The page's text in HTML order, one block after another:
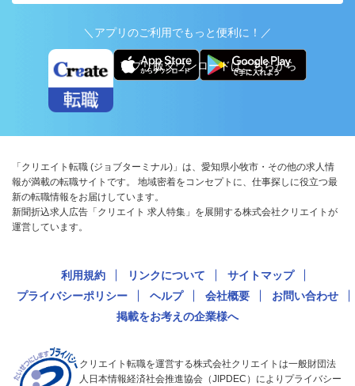
＼アプリのご利用でもっと便利に！／
アプリ版ダウンロードはこちらから
「クリエイト転職 (ジョブターミナル)」は、愛知県小牧市・その他の求人情
報が満載の転職サイトです。 地域密着をコンセプトに、仕事探しに役立つ最
新の転職情報をお届けしています。
新聞折込求人広告「クリエイト 求人特集」を展開する株式会社クリエイトが
運営しています。
利用規約 リンクについて
サイトマップ
プライバシーポリシー
ヘルプ 会社概要
お問い合わせ
掲載をお考えの企業様へ
クリエイト転職を運営する株式会社クリエイトは一般財団法
人日本情報経済社会推進協会（JIPDEC）によりプライバシー